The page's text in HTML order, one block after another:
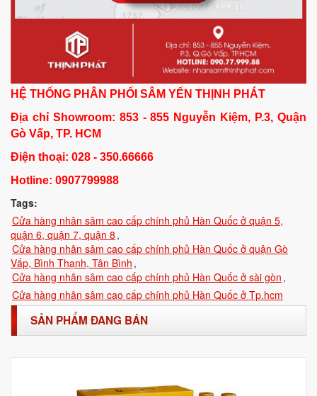
HỆ THỐNG PHÂN PHỐI SÂM YẾN THỊNH PHÁT
Địa chỉ Showroom: 853- 855 Nguyễn Kiệm, P.3, Quận
Gò Vấp, TP. HCM
Điện thoại: 028 - 350.66666
Hotline: 0907799988
Tags:
Cửa hàng nhân sâm cao cấp chính phủ Hàn Quốc ở quận 5,
quận 6, quận 7, quận 8 ,
Cửa hàng nhân sâm cao cấp chính phủ Hàn Quốc ở quận Gò
Vấp, Bình Thạnh, Tân Bình ,
Cửa hàng nhân sâm cao cấp chính phủ Hàn Quốc ở sài gòn ,
Cửa hàng nhân sâm cao cấp chính phủ Hàn Quốc ở Tp.hcm
SẢN PHẨM ĐANG BÁN